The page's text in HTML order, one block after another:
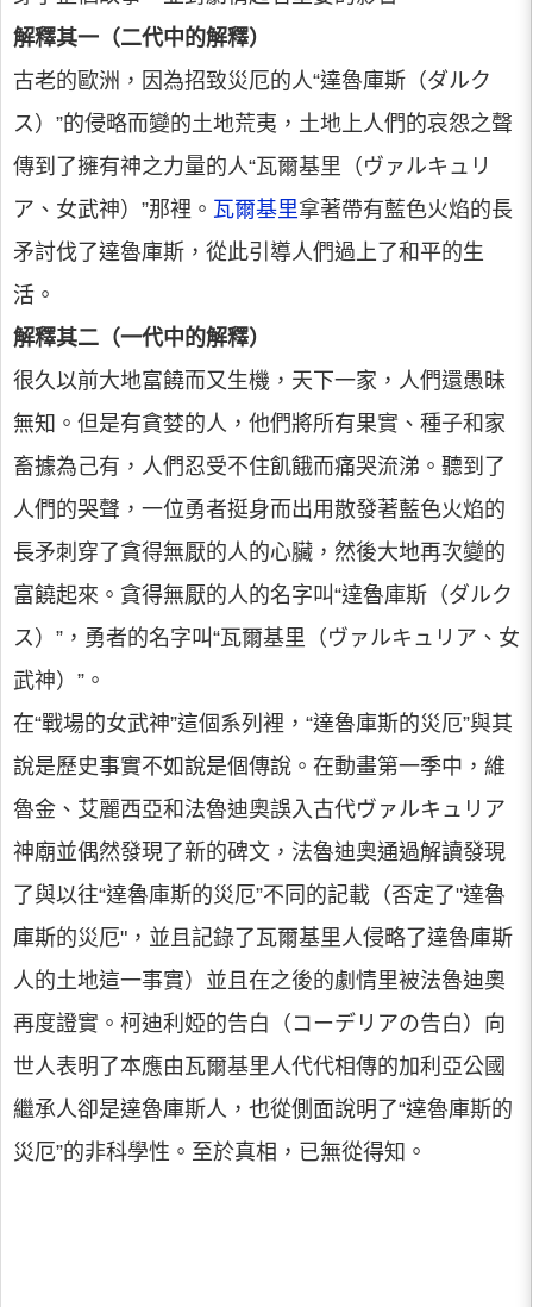
解釋其一（二代中的解釋）
古老的歐洲，因為招致災厄的人“達魯庫斯（ダルク
ス）”的侵略而變的土地荒夷，土地上人們的哀怨之聲
傳到了擁有神之力量的人“瓦爾基里（ヴァルキュリ
ア、女武神）”那裡。 瓦爾基里拿著帶有藍色火焰的長
矛討伐了達魯庫斯，從此引導人們過上了和平的生
活。
解釋其二（一代中的解釋）
很久以前大地富饒而又生機，天下一家，人們還愚昧
無知。但是有貪婪的人，他們將所有果實、種子和家
畜據為己有，人們忍受不住飢餓而痛哭流涕。聽到了
人們的哭聲，一位勇者挺身而出用散發著藍色火焰的
長矛刺穿了貪得無厭的人的心臟，然後大地再次變的
富饒起來。貪得無厭的人的名字叫“達魯庫斯（ダルク
ス）”，勇者的名字叫“瓦爾基里（ヴァルキュリア、女
武神）”。
在“戰場的女武神”這個系列裡，“達魯庫斯的災厄”與其
說是歷史事實不如說是個傳說。在動畫第一季中，維
魯金、艾麗西亞和法魯迪奧誤入古代ヴァルキュリア
神廟並偶然發現了新的碑文，法魯迪奧通過解讀發現
了與以往“達魯庫斯的災厄”不同的記載（否定了"達魯
庫斯的災厄"，並且記錄了瓦爾基里人侵略了達魯庫斯
人的土地這一事實）並且在之後的劇情里被法魯迪奧
再度證實。柯迪利婭的告白（コーデリアの告白）向
世人表明了本應由瓦爾基里人代代相傳的加利亞公國
繼承人卻是達魯庫斯人，也從側面說明了“達魯庫斯的
災厄”的非科學性。至於真相，已無從得知。